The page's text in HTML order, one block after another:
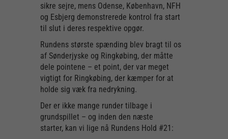
sikre sejre, mens Odense, København, NFH
og Esbjerg demonstrerede kontrol fra start
til slut i deres respektive opgør.
Rundens største spænding blev bragt til os
af Sønderjyske og Ringkøbing, der måtte
dele pointene – et point, der var meget
vigtigt for Ringkøbing, der kæmper for at
holde sig væk fra nedrykning.
Der er ikke mange runder tilbage i
grundspillet – og inden den næste
starter, kan vi lige nå Rundens Hold #21: